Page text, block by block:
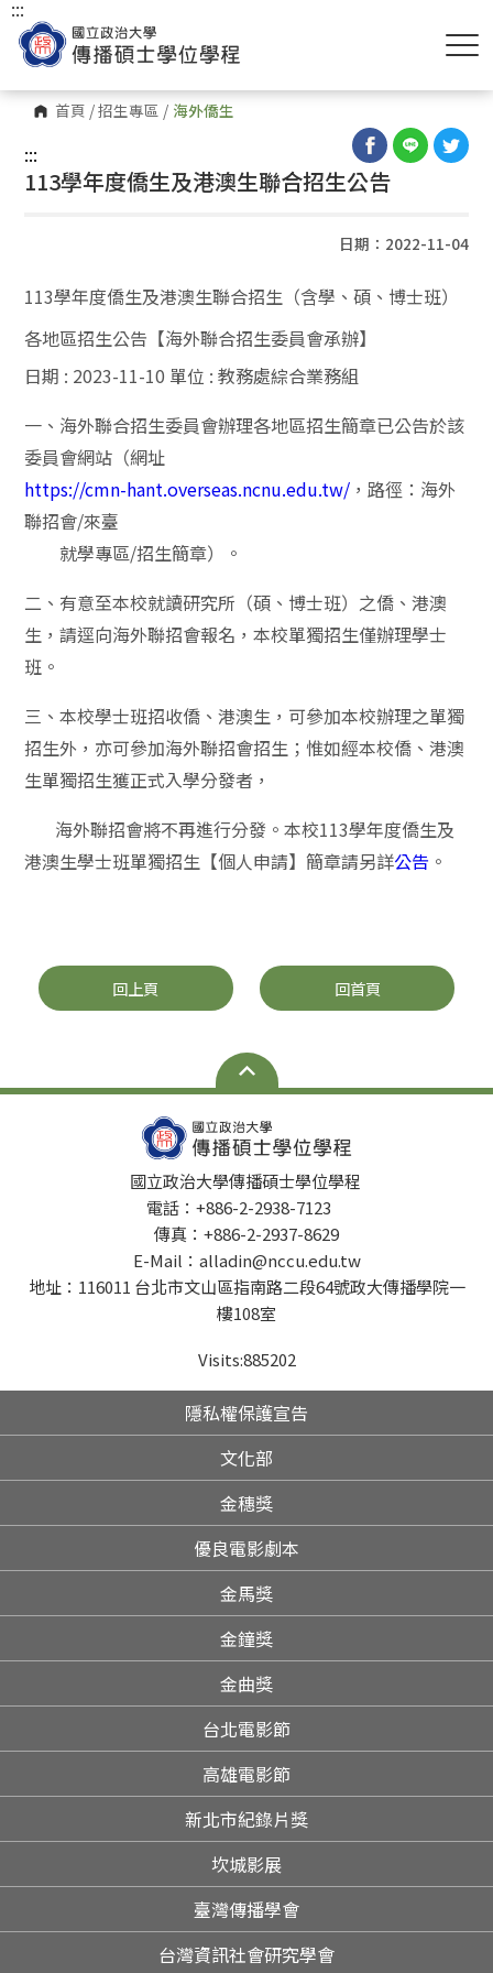
首頁 /招生專區 / 海外僑生
:::
:::
113學年度僑生及港澳生聯合招生公告
日期：2022-11-04
113學年度僑生及港澳生聯合招生（含學、碩、博士班）
各地區招生公告【海外聯合招生委員會承辦】
日期 : 2023-11-10 單位 : 教務處綜合業務組
一、海外聯合招生委員會辦理各地區招生簡章已公告於該
委員會網站（網址
https://cmn-hant.overseas.ncnu.edu.tw/ ，路徑：海外
聯招會/來臺
就學專區/招生簡章）。
二、有意至本校就讀研究所（碩、博士班）之僑、港澳
生，請逕向海外聯招會報名，本校單獨招生僅辦理學士
班。
三、本校學士班招收僑、港澳生，可參加本校辦理之單獨
招生外，亦可參加海外聯招會招生；惟如經本校僑、港澳
生單獨招生獲正式入學分發者，
海外聯招會將不再進行分發。本校113學年度僑生及
港澳生學士班單獨招生【個人申請】簡章請另詳公告 。
回上頁 回首頁
國立政治大學傳播碩士學位學程
電話：+886-2-2938-7123
傳真：+886-2-2937-8629
E-Mail：alladin@nccu.edu.tw
地址：116011 台北市文山區指南路二段64號政大傳播學院一
樓108室
Visits:885202
隱私權保護宣告
文化部
金穗獎
優良電影劇本
金馬獎
金鐘獎
金曲獎
台北電影節
高雄電影節
新北市紀錄片獎
坎城影展
臺灣傳播學會
台灣資訊社會研究學會